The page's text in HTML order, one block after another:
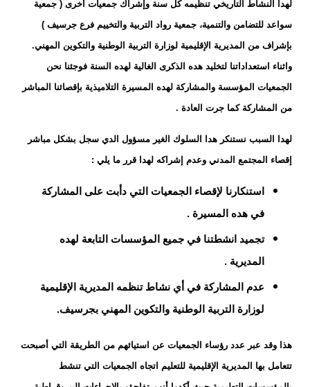
لهدا النشاط التاريخي تنظيمه كل سنة وإشراك جمعيات أخرى ( جمعية
سواعد للتضامن والتنمية، جمعية رواد التربية والتخييم فرع جرسيف )
بإشراف من المديرية الإقليمية لوزارة التربية الوطنية والتكوين المهني.
واثناء استعداداتنا لتخليد هده الذكرى الغالية لهده السنة فوجئنا نحن
الجمعيات المؤسسة والمشاركة لهده المسيرة التلاميذية بإقصائنا المباشر
من المشاركة كما جرت العادة .
لهدا السبب نستنكر هدا السلوك الغير مسؤول الدي سجل بشكل مباشر
إقصاء المجتمع المدني وعدم إشراكه لهدا قرر ما يلي :
استنكارنا لإقصاء الجمعيات التي دأبت على المشاركة
في هده المسيرة .
تجميد انشطتنا في جميع المؤسسات التابعة لهده
المديرية .
عدم المشاركة في أي نشاط تنظمه المديرية الإقليمية
لوزارة التربية الوطنية والتكوين المهني بجرسيف.
هذا وقد عبر عدد رؤساء الجمعيات عن استيائهم من الطريقة التي أصبحت
تتعامل بها المديرية الإقليمية للتعليم اتجاه الجمعيات التي تنشط